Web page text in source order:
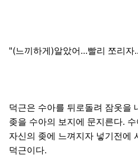
"(느끼하게)알았어...빨리 쪼리자
덕근은 수아를 뒤로돌려 잠옷을
좆을 수아의 보지에 문지른다.
자신의 좆에 느껴지자 넣기전에
덕근이다.